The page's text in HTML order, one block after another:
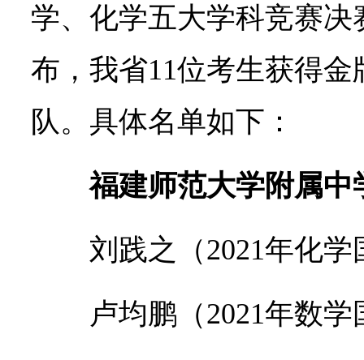
学、化学五大学科竞赛
布，我省11位考生获得
队。具体名单如下：
福建师范大学附属中
刘践之（2021年化
卢均鹏（2021年数